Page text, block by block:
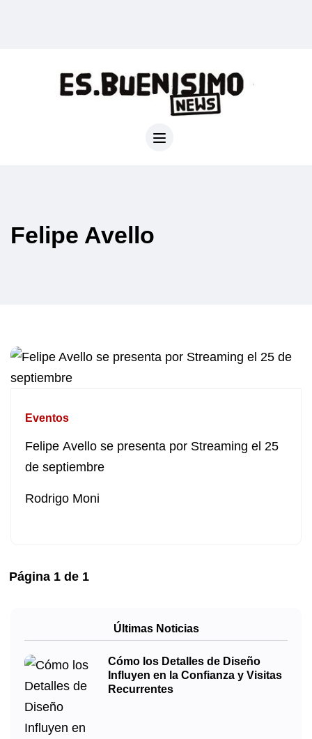
Felipe Avello
Eventos
Felipe Avello se presenta por Streaming el 25
de septiembre
Rodrigo Moni
Página 1 de 1
Últimas Noticias
Cómo los Detalles de Diseño
Influyen en la Confianza y Visitas
Recurrentes